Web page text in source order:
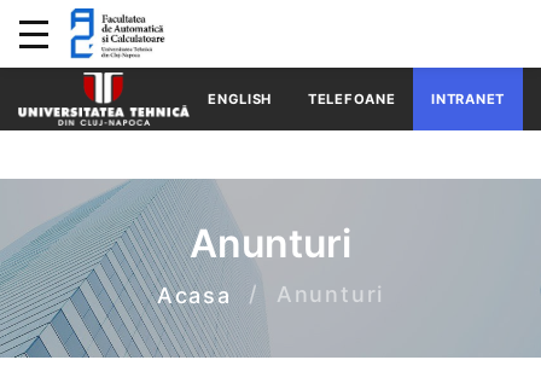
ENGLISH TELEFOANE INTRANET
Anunturi
Acasa Anunturi